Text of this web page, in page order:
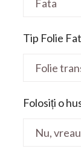
Tip Folie
Folosiți o